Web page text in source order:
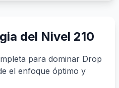
del Nivel 210
para dominar Drop
el enfoque óptimo y